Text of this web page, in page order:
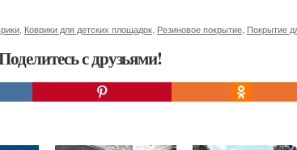
Коврики для детских площадок Резиновое покрытие Покрытие
с друзьями!